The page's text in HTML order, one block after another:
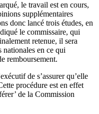
le travail est en cours,
supplémentaires
donc lancé trois études, en
le commissaire, qui
retenue, il sera
nationales en ce qui
remboursement.
de s’assurer qu’elle
procédure est en effet
de la Commission